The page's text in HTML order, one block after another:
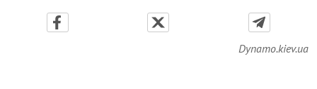
Dynamo.kiev.ua